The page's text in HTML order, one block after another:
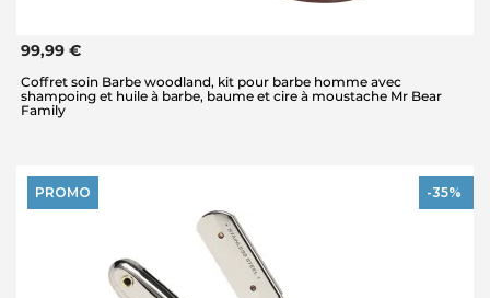
99,99 €
Coffret soin Barbe woodland, kit pour barbe homme avec
shampoing et huile à barbe, baume et cire à moustache Mr Bear
Family
PROMO -35%